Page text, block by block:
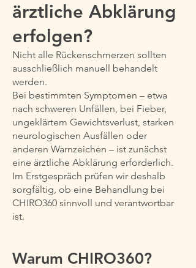
ärztliche Abklärung
erfolgen?
Nicht alle Rückenschmerzen sollten
ausschließlich manuell behandelt
werden.
Bei bestimmten Symptomen – etwa
nach schweren Unfällen, bei Fieber,
ungeklärtem Gewichtsverlust, starken
neurologischen Ausfällen oder
anderen Warnzeichen – ist zunächst
eine ärztliche Abklärung erforderlich.
Im Erstgespräch prüfen wir deshalb
sorgfältig, ob eine Behandlung bei
CHIRO360 sinnvoll und verantwortbar
ist.
Warum CHIRO360?